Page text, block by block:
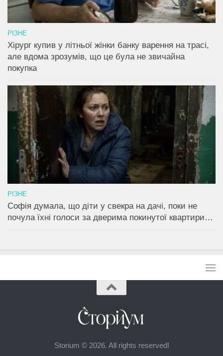
РІЗНЕ
Хірург купив у літньої жінки банку варення на трасі,
але вдома зрозумів, що це була не звичайна
покупка
РІЗНЕ
Софія думала, що діти у свекра на дачі, поки не
почула їхні голоси за дверима покинутої квартири…
Storium © 2026. All rights reserved!